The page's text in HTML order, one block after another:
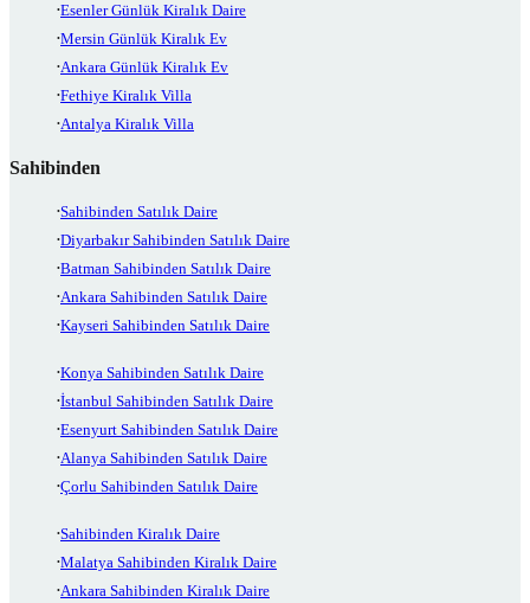
Esenler Günlük Kiralık Daire
Mersin Günlük Kiralık Ev
Ankara Günlük Kiralık Ev
Fethiye Kiralık Villa
Antalya Kiralık Villa
Sahibinden
Sahibinden Satılık Daire
Diyarbakır Sahibinden Satılık Daire
Batman Sahibinden Satılık Daire
Ankara Sahibinden Satılık Daire
Kayseri Sahibinden Satılık Daire
Konya Sahibinden Satılık Daire
İstanbul Sahibinden Satılık Daire
Esenyurt Sahibinden Satılık Daire
Alanya Sahibinden Satılık Daire
Çorlu Sahibinden Satılık Daire
Sahibinden Kiralık Daire
Malatya Sahibinden Kiralık Daire
Ankara Sahibinden Kiralık Daire